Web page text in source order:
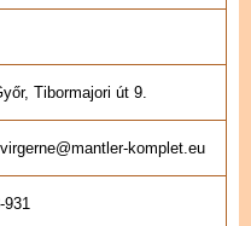
Tibormajori út 9.
komplet.eu
931